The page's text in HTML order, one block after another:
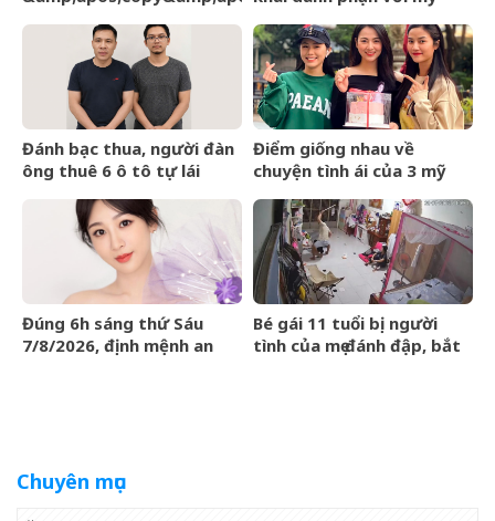
Victoria giữa sóng gió gia
rồi
Đánh bạc thua, người đàn
ông thuê 6 ô tô tự lái
Điểm giống nhau về
chuyện tình ái của 3 mỹ
Đúng 6h sáng thứ Sáu
7/8/2026, định mệnh an
Bé gái 11 tuổi bị người
tình của mẹ đánh đập, bắt
Chuyên mục